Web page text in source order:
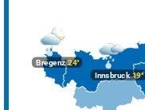
Bregenz24°
Innsbruck19°